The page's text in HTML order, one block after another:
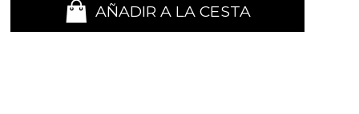
AÑADIR A LA CESTA